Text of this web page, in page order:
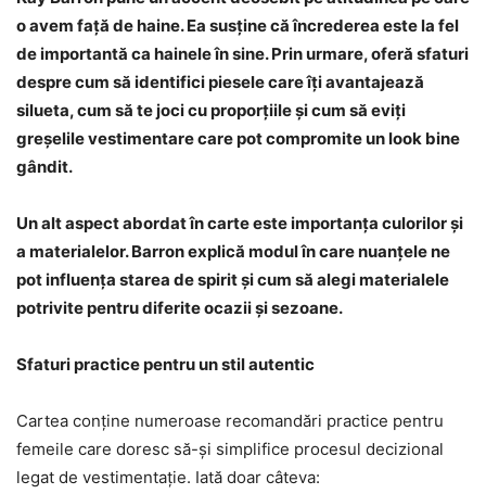
o avem față de haine. Ea susține că încrederea este la fel
de importantă ca hainele în sine. Prin urmare, oferă sfaturi
despre cum să identifici piesele care îți avantajează
silueta, cum să te joci cu proporțiile și cum să eviți
greșelile vestimentare care pot compromite un look bine
gândit.
Un alt aspect abordat în carte este importanța culorilor și
a materialelor. Barron explică modul în care nuanțele ne
pot influența starea de spirit și cum să alegi materialele
potrivite pentru diferite ocazii și sezoane.
Sfaturi practice pentru un stil autentic
Cartea conține numeroase recomandări practice pentru
femeile care doresc să-și simplifice procesul decizional
legat de vestimentație. Iată doar câteva: